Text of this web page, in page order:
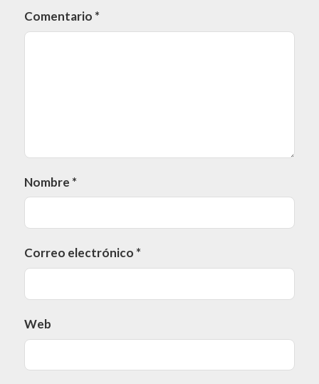
Comentario *
Nombre *
Correo electrónico *
Web